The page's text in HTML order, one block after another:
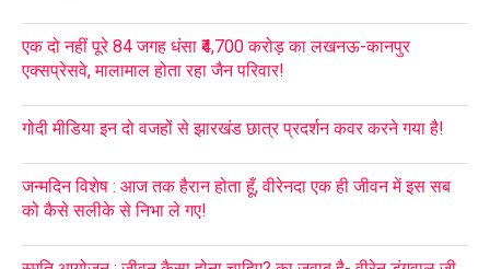
एक दो नहीं पूरे 84 जगह धंसा ₹4,700 करोड़ का लखनऊ-कानपुर
एक्सप्रेसवे, मालामाल होता रहा जैन परिवार!
गोदी मीडिया इन दो वजहों से झारखंड छात्र प्रदर्शन कवर करने गया है!
जन्मदिन विशेष : आज तक हैरान होता हूँ, वीरेनदा एक ही जीवन में इस सब
को कैसे सलीके से निभा ले गए!